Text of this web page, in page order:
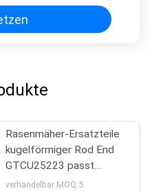
Rasenmäher-Ersatzteile
kugelförmiger Rod End
GTCU25223 passt
Deere-Mäher
verhandelbar MOQ:5